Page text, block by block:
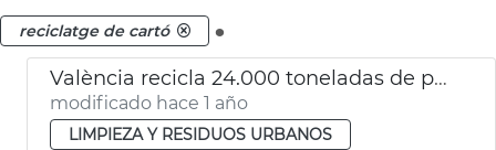
reciclatge de cartó .
València recicla 24.000 toneladas de papel y cartón al año
modificado hace 1 año
LIMPIEZA Y RESIDUOS URBANOS